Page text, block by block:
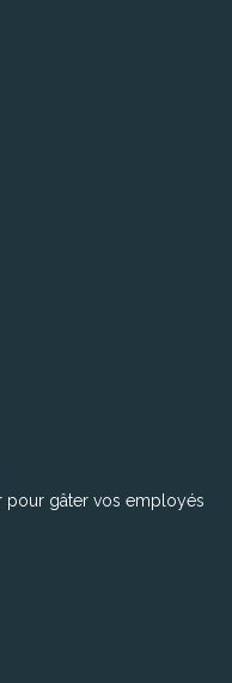
pour gâter vos employés